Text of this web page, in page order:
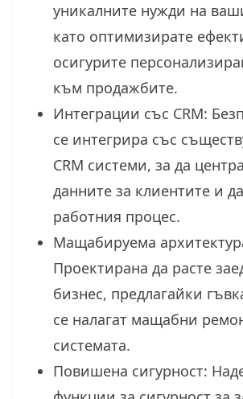
уникалните нужди на
като оптимизирате
осигурите
към продажбите.
Интеграции със CRM:
се интегрира със
CRM системи, за да
данните за клиентите и
работния процес.
Мащабируема
Проектирана да расте
бизнес, предлагайки
се налагат мащабни
системата.
Повишена сигурност: